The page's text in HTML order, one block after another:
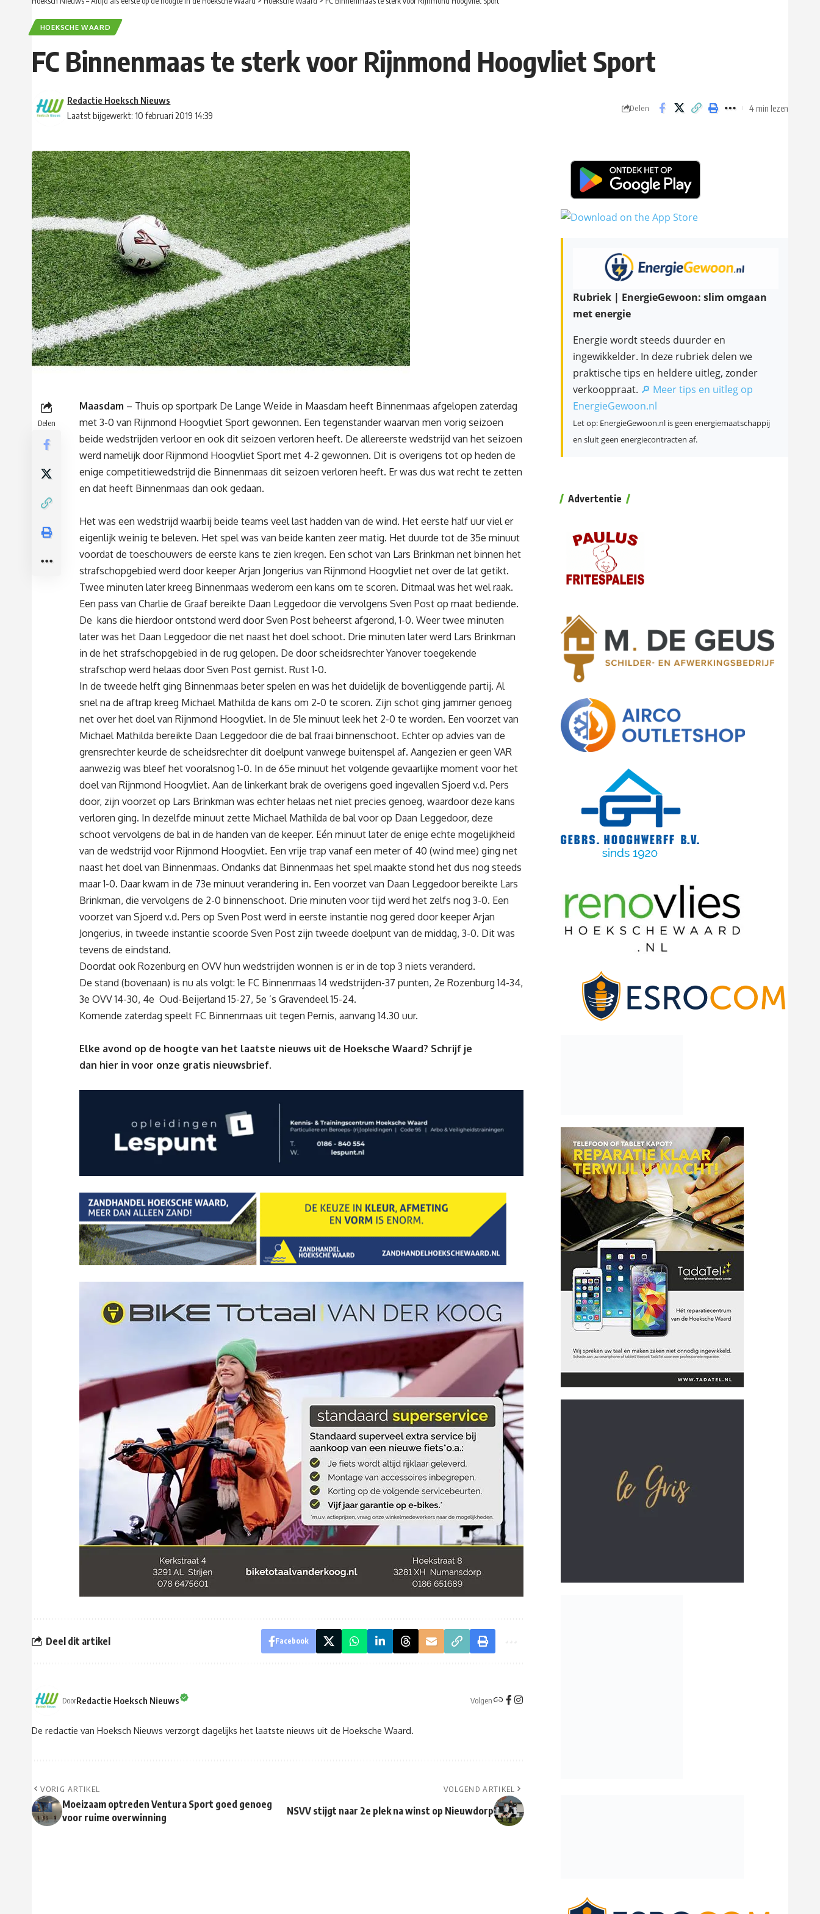
HOEKSCHE WAARD
FC Binnenmaas te sterk voor Rijnmond Hoogvliet Sport
Laatst bijgewerkt: 10 februari 2019 14:39
Redactie Hoeksch Nieuws
Delen 4 min lezen
Delen
Maasdam – Thuis op sportpark De Lange Weide in Maasdam heeft Binnenmaas afgelopen zaterdag
met 3-0 van Rijnmond Hoogvliet Sport gewonnen. Een tegenstander waarvan men vorig seizoen
beide wedstrijden verloor en ook dit seizoen verloren heeft. De allereerste wedstrijd van het seizoen
werd namelijk door Rijnmond Hoogvliet Sport met 4-2 gewonnen. Dit is overigens tot op heden de
enige competitiewedstrijd die Binnenmaas dit seizoen verloren heeft. Er was dus wat recht te zetten
en dat heeft Binnenmaas dan ook gedaan.
Het was een wedstrijd waarbij beide teams veel last hadden van de wind. Het eerste half uur viel er
eigenlijk weinig te beleven. Het spel was van beide kanten zeer matig. Het duurde tot de 35e minuut
voordat de toeschouwers de eerste kans te zien kregen. Een schot van Lars Brinkman net binnen het
strafschopgebied werd door keeper Arjan Jongerius van Rijnmond Hoogvliet net over de lat getikt.
Twee minuten later kreeg Binnenmaas wederom een kans om te scoren. Ditmaal was het wel raak.
Een pass van Charlie de Graaf bereikte Daan Leggedoor die vervolgens Sven Post op maat bediende.
De kans die hierdoor ontstond werd door Sven Post beheerst afgerond, 1-0. Weer twee minuten
later was het Daan Leggedoor die net naast het doel schoot. Drie minuten later werd Lars Brinkman
in de het strafschopgebied in de rug gelopen. De door scheidsrechter Yanover toegekende
strafschop werd helaas door Sven Post gemist. Rust 1-0.
In de tweede helft ging Binnenmaas beter spelen en was het duidelijk de bovenliggende partij. Al
snel na de aftrap kreeg Michael Mathilda de kans om 2-0 te scoren. Zijn schot ging jammer genoeg
net over het doel van Rijnmond Hoogvliet. In de 51e minuut leek het 2-0 te worden. Een voorzet van
Michael Mathilda bereikte Daan Leggedoor die de bal fraai binnenschoot. Echter op advies van de
grensrechter keurde de scheidsrechter dit doelpunt vanwege buitenspel af. Aangezien er geen VAR
aanwezig was bleef het vooralsnog 1-0. In de 65e minuut het volgende gevaarlijke moment voor het
doel van Rijnmond Hoogvliet. Aan de linkerkant brak de overigens goed ingevallen Sjoerd v.d. Pers
door, zijn voorzet op Lars Brinkman was echter helaas net niet precies genoeg, waardoor deze kans
verloren ging. In dezelfde minuut zette Michael Mathilda de bal voor op Daan Leggedoor, deze
schoot vervolgens de bal in de handen van de keeper. Eén minuut later de enige echte mogelijkheid
van de wedstrijd voor Rijnmond Hoogvliet. Een vrije trap vanaf een meter of 40 (wind mee) ging net
naast het doel van Binnenmaas. Ondanks dat Binnenmaas het spel maakte stond het dus nog steeds
maar 1-0. Daar kwam in de 73e minuut verandering in. Een voorzet van Daan Leggedoor bereikte Lars
Brinkman, die vervolgens de 2-0 binnenschoot. Drie minuten voor tijd werd het zelfs nog 3-0. Een
voorzet van Sjoerd v.d. Pers op Sven Post werd in eerste instantie nog gered door keeper Arjan
Jongerius, in tweede instantie scoorde Sven Post zijn tweede doelpunt van de middag, 3-0. Dit was
tevens de eindstand.
Doordat ook Rozenburg en OVV hun wedstrijden wonnen is er in de top 3 niets veranderd.
De stand (bovenaan) is nu als volgt: 1e FC Binnenmaas 14 wedstrijden-37 punten, 2e Rozenburg 14-34,
3e OVV 14-30, 4e Oud-Beijerland 15-27, 5e ’s Gravendeel 15-24.
Komende zaterdag speelt FC Binnenmaas uit tegen Pernis, aanvang 14.30 uur.
Elke avond op de hoogte van het laatste nieuws uit de Hoeksche Waard? Schrijf je
dan hier in voor onze gratis nieuwsbrief.
Deel dit artikel Facebook
DoorRedactie Hoeksch Nieuws Volgen
De redactie van Hoeksch Nieuws verzorgt dagelijks het laatste nieuws uit de Hoeksche Waard.
VORIG ARTIKEL
Moeizaam optreden Ventura Sport goed genoeg
voor ruime overwinning
VOLGEND ARTIKEL
NSVV stijgt naar 2e plek na winst op Nieuwdorp
Rubriek | EnergieGewoon: slim omgaan
met energie
Energie wordt steeds duurder en
ingewikkelder. In deze rubriek delen we
praktische tips en heldere uitleg, zonder
verkooppraat. 🔎 Meer tips en uitleg op
EnergieGewoon.nl
Let op: EnergieGewoon.nl is geen energiemaatschappij
en sluit geen energiecontracten af.
Advertentie